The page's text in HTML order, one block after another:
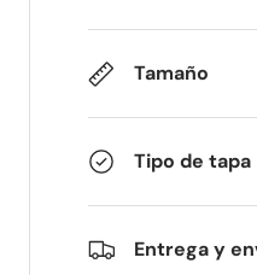
Tamaño
Tipo de tapa
Entrega y